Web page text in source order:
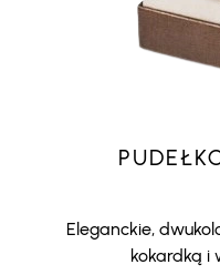
Eleganckie,
kokardką i